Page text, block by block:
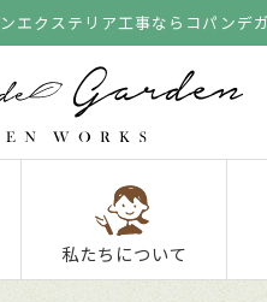
エクステリア工事ならコパンデ
私たちについて